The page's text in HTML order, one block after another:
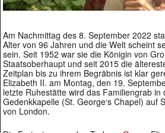
Am Nachmittag des 8. September 2022
Alter von 96 Jahren und die Welt scheint
sein. Seit 1952 war sie die Königin von
Staatsoberhaupt und seit 2015 die
Zeitplan bis zu ihrem Begräbnis ist klar
Elizabeth II. am Montag, den 19.
letzte Ruhestätte wird das Familiengrab in
Gedenkkapelle (St. George‘s Chapel) auf
von London.